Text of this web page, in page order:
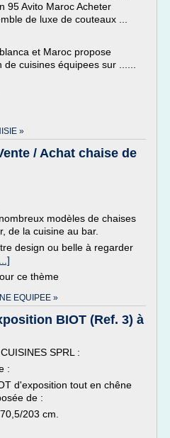
95 Avito Maroc Acheter
de luxe de couteaux ...
et Maroc propose
cuisines équipees sur ......
»
/ Achat chaise de
modèles de chaises
de la cuisine au bar.
design ou belle à regarder
ce thème
EQUIPEE »
BIOT (Ref. 3) à
SPRL :
:
d'exposition tout en chêne
de :
203 cm.